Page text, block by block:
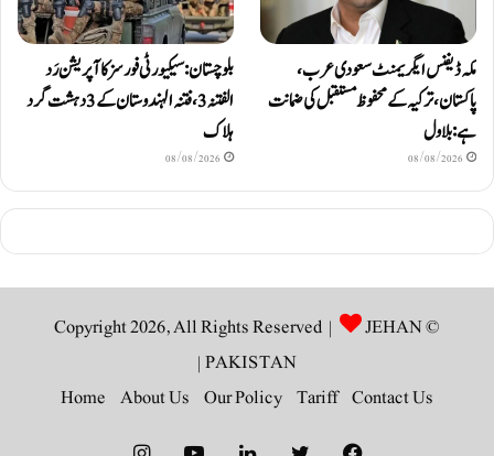
مکہ ڈیفنس ایگریمنٹ سعودی عرب،
پاکستان، ترکیہ کے محفوظ مستقبل کی ضمانت
ہے: بلاول
08/08/2026
بلوچستان: سیکیورٹی فورسز کا آپریشن رَد
الفتنہ 3، فتنہ الہندوستان کے 3 دہشت گرد
ہلاک
08/08/2026
© Copyright 2026, All Rights Reserved |
JEHAN
PAKISTAN
|
Contact Us
Tariff
Our Policy
About Us
Home